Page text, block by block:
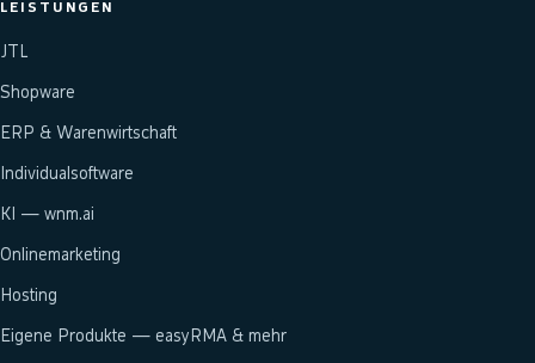
LEISTUNGEN
JTL
Shopware
ERP & Warenwirtschaft
Individualsoftware
KI — wnm.ai
Onlinemarketing
Hosting
Eigene Produkte — easyRMA & mehr